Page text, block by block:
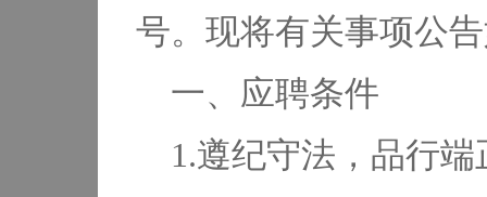
号。现将有关事项公
一、应聘条件
1.遵纪守法，品行端